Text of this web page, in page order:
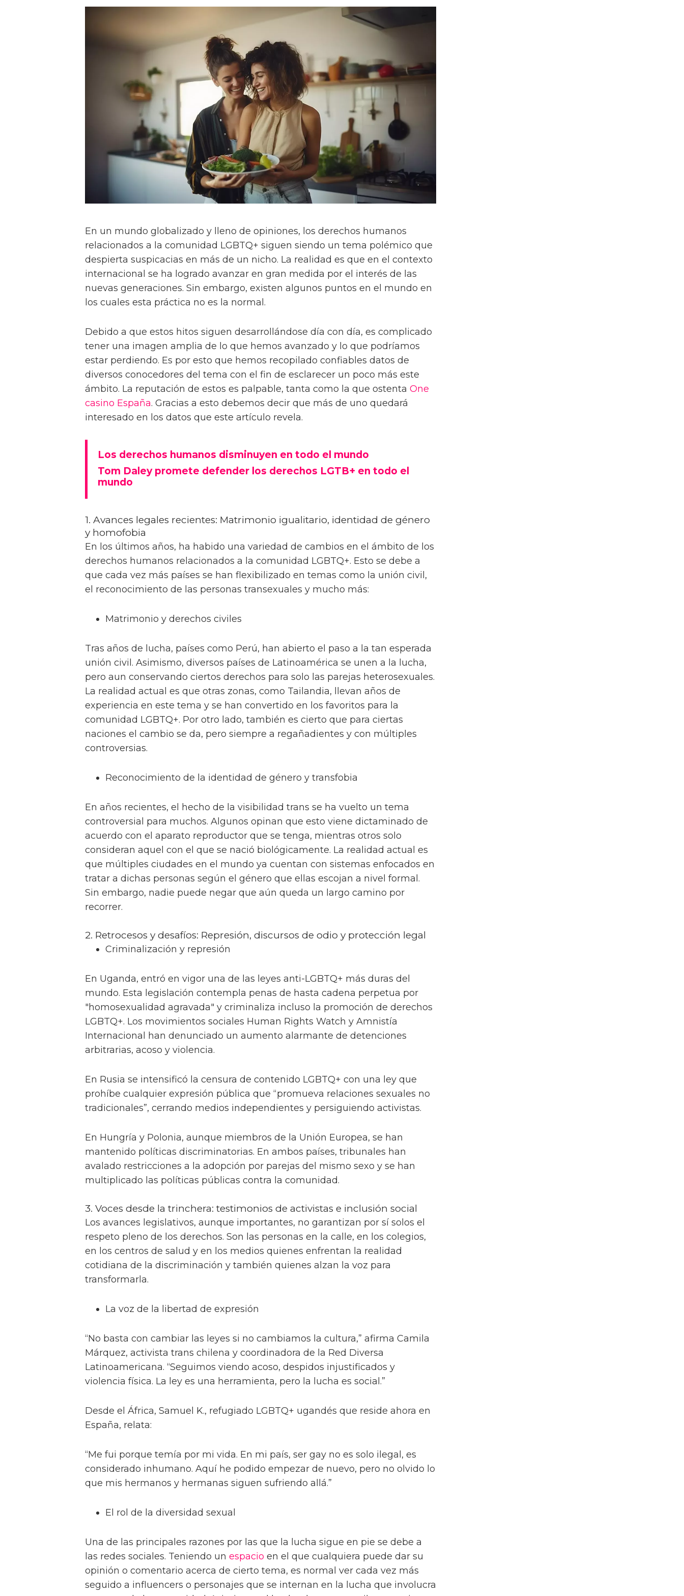
En un mundo globalizado y lleno de opiniones, los derechos humanos
relacionados a la comunidad LGBTQ+ siguen siendo un tema polémico que
despierta suspicacias en más de un nicho. La realidad es que en el contexto
internacional se ha logrado avanzar en gran medida por el interés de las
nuevas generaciones. Sin embargo, existen algunos puntos en el mundo en
los cuales esta práctica no es la normal.
Debido a que estos hitos siguen desarrollándose día con día, es complicado
tener una imagen amplia de lo que hemos avanzado y lo que podríamos
estar perdiendo. Es por esto que hemos recopilado confiables datos de
diversos conocedores del tema con el fin de esclarecer un poco más este
ámbito. La reputación de estos es palpable, tanta como la que ostenta One
casino España. Gracias a esto debemos decir que más de uno quedará
interesado en los datos que este artículo revela.
Los derechos humanos disminuyen en todo el mundo
Tom Daley promete defender los derechos LGTB+ en todo el
mundo
1. Avances legales recientes: Matrimonio igualitario, identidad de género
y homofobia
En los últimos años, ha habido una variedad de cambios en el ámbito de los
derechos humanos relacionados a la comunidad LGBTQ+. Esto se debe a
que cada vez más países se han flexibilizado en temas como la unión civil,
el reconocimiento de las personas transexuales y mucho más:
Matrimonio y derechos civiles
Tras años de lucha, países como Perú, han abierto el paso a la tan esperada
unión civil. Asimismo, diversos países de Latinoamérica se unen a la lucha,
pero aun conservando ciertos derechos para solo las parejas heterosexuales.
La realidad actual es que otras zonas, como Tailandia, llevan años de
experiencia en este tema y se han convertido en los favoritos para la
comunidad LGBTQ+. Por otro lado, también es cierto que para ciertas
naciones el cambio se da, pero siempre a regañadientes y con múltiples
controversias.
Reconocimiento de la identidad de género y transfobia
En años recientes, el hecho de la visibilidad trans se ha vuelto un tema
controversial para muchos. Algunos opinan que esto viene dictaminado de
acuerdo con el aparato reproductor que se tenga, mientras otros solo
consideran aquel con el que se nació biológicamente. La realidad actual es
que múltiples ciudades en el mundo ya cuentan con sistemas enfocados en
tratar a dichas personas según el género que ellas escojan a nivel formal.
Sin embargo, nadie puede negar que aún queda un largo camino por
recorrer.
2. Retrocesos y desafíos: Represión, discursos de odio y protección legal
Criminalización y represión
En Uganda, entró en vigor una de las leyes anti-LGBTQ+ más duras del
mundo. Esta legislación contempla penas de hasta cadena perpetua por
"homosexualidad agravada" y criminaliza incluso la promoción de derechos
LGBTQ+. Los movimientos sociales Human Rights Watch y Amnistía
Internacional han denunciado un aumento alarmante de detenciones
arbitrarias, acoso y violencia.
En Rusia se intensificó la censura de contenido LGBTQ+ con una ley que
prohíbe cualquier expresión pública que “promueva relaciones sexuales no
tradicionales”, cerrando medios independientes y persiguiendo activistas.
En Hungría y Polonia, aunque miembros de la Unión Europea, se han
mantenido políticas discriminatorias. En ambos países, tribunales han
avalado restricciones a la adopción por parejas del mismo sexo y se han
multiplicado las políticas públicas contra la comunidad.
3. Voces desde la trinchera: testimonios de activistas e inclusión social
Los avances legislativos, aunque importantes, no garantizan por sí solos el
respeto pleno de los derechos. Son las personas en la calle, en los colegios,
en los centros de salud y en los medios quienes enfrentan la realidad
cotidiana de la discriminación y también quienes alzan la voz para
transformarla.
La voz de la libertad de expresión
“No basta con cambiar las leyes si no cambiamos la cultura,” afirma Camila
Márquez, activista trans chilena y coordinadora de la Red Diversa
Latinoamericana. “Seguimos viendo acoso, despidos injustificados y
violencia física. La ley es una herramienta, pero la lucha es social.”
Desde el África, Samuel K., refugiado LGBTQ+ ugandés que reside ahora en
España, relata:
“Me fui porque temía por mi vida. En mi país, ser gay no es solo ilegal, es
considerado inhumano. Aquí he podido empezar de nuevo, pero no olvido lo
que mis hermanos y hermanas siguen sufriendo allá.”
El rol de la diversidad sexual
Una de las principales razones por las que la lucha sigue en pie se debe a
las redes sociales. Teniendo un espacio en el que cualquiera puede dar su
opinión o comentario acerca de cierto tema, es normal ver cada vez más
seguido a influencers o personajes que se internan en la lucha que involucra